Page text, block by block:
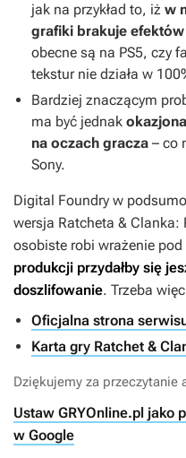
jak na przykład to, iż w
grafiki brakuje
obecne są na PS5, czy
tekstur nie działa w
Bardziej znaczącym
ma być jednak
na oczach gracza – co
Sony.
Digital Foundry w
wersja Ratcheta & Clanka:
osobiste robi wrażenie
produkcji przydałby się
doszlifowanie. Trzeba
Oficjalna strona
Karta gry Ratchet &
Dziękujemy za przeczytanie
Ustaw GRYOnline.pl jako
w Google